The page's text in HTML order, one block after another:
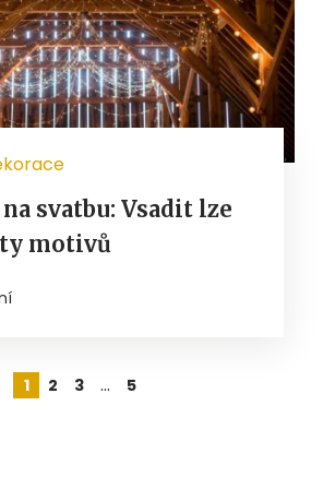
svatbu: Vsadit lze
motivů
1 2 3 … 5